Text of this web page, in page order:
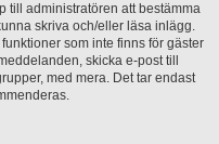
till administratören att bestämma
skriva och/eller läsa inlägg.
som inte finns för gäster
skicka e-post till
med mera. Det tar endast